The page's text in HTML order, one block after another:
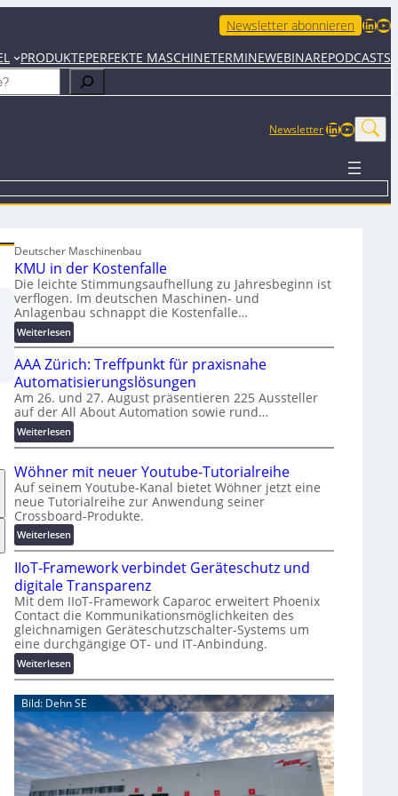
Newsletter abonnieren LinkedIn YouTube
PRODUKTEPERFEKTE MASCHINETERMINEWEBINAREPODCASTS
NewsletterLinkedIn
Deutscher Maschinenbau
KMU in der Kostenfalle
Die leichte Stimmungsaufhellung zu Jahresbeginn ist
verflogen. Im deutschen Maschinen- und
Anlagenbau schnappt die Kostenfalle…
Weiterlesen:
K
M
U
i
n
d
e
K
o
s
t
e
n
f
a
l
e
AAA Zürich: Treffpunkt für praxisnahe
Automatisierungslösungen
Am 26. und 27. August präsentieren 225 Aussteller
auf der All About Automation sowie rund…
Weiterlesen:
A
A
Z
ü
r
i
h
:
T
r
e
f
f
u
n
k
t
f
ü
Wöhner mit neuer Youtube-Tutorialreihe
Auf seinem Youtube-Kanal bietet Wöhner jetzt eine
neue Tutorialreihe zur Anwendung seiner
Crossboard-Produkte.
Weiterlesen:
W
ö
h
n
e
r
m
i
t
n
e
u
e
r
Y
o
IIoT-Framework verbindet Geräteschutz und
digitale Transparenz
Mit dem IIoT-Framework Caparoc erweitert Phoenix
Contact die Kommunikationsmöglichkeiten des
gleichnamigen Geräteschutzschalter-Systems um
eine durchgängige OT- und IT-Anbindung.
Weiterlesen:
I
I
o
T
-
F
r
a
Bild: Dehn SE